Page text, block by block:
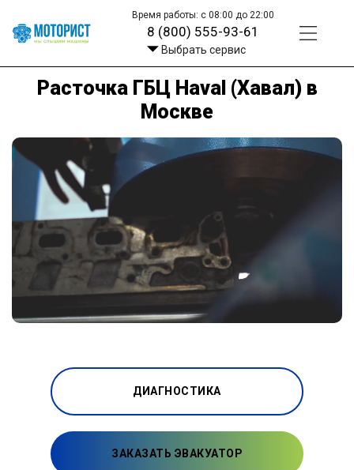
Время работы: с 08:00 до 22:00
8 (800) 555-93-61
Выбрать сервис
Расточка ГБЦ Haval (Хавал) в
Москве
ДИАГНОСТИКА
ЗАКАЗАТЬ ЭВАКУАТОР